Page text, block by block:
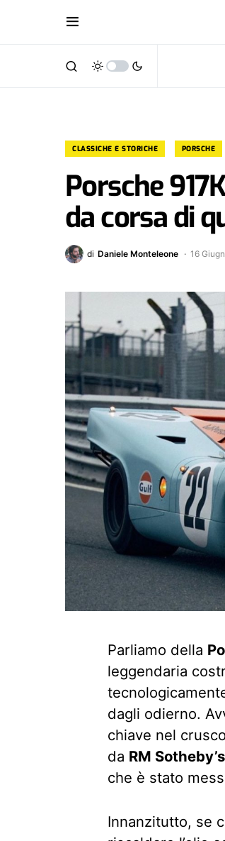
CLASSICHE E STORICHE PORSCHE
Porsche
da corsa di
di Daniele Monteleone 16
Parliamo della
leggendaria
dagli odierno.
chiave nel
da RM Sotheby’s
che è stato
Innanzitutto, se